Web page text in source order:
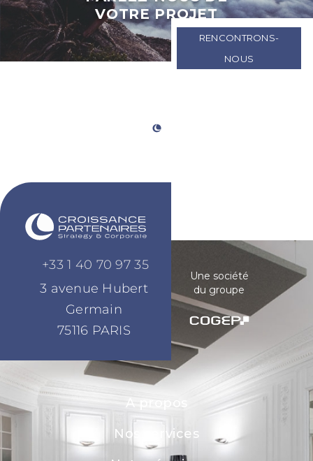
VOTRE PROJET
RENCONTRONS-
NOUS
+33 1 40 70 97 35
3 avenue Hubert
Germain
75116 PARIS
Une société
du groupe
A propos
Nos services